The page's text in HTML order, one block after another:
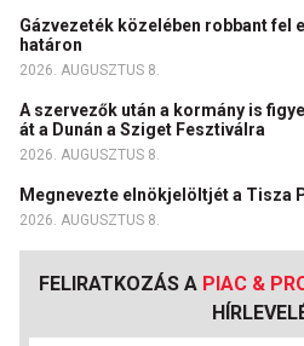
Gázvezeték közelében robbant fel
határon
2026. AUGUSZTUS 8.
A szervezők után a kormány is
át a Dunán a Sziget Fesztiválra
2026. AUGUSZTUS 8.
Megnevezte elnökjelöltjét a Tisza
2026. AUGUSZTUS 8.
FELIRATKOZÁS A PIAC &